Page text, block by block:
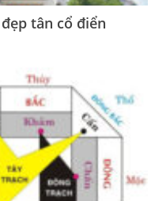
tân cổ điển